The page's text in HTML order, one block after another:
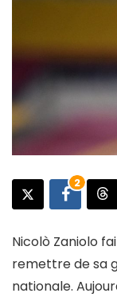
2
Nicolò Zaniolo
remettre de sa
nationale.